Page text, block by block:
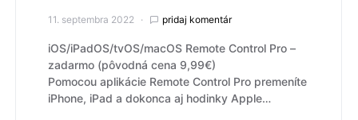
11. septembra 2022 pridaj komentár
iOS/iPadOS/tvOS/macOS Remote Control Pro –
zadarmo (pôvodná cena 9,99€)
Pomocou aplikácie Remote Control Pro premeníte
iPhone, iPad a dokonca aj hodinky Apple…